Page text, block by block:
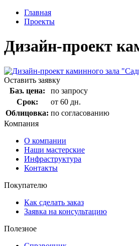
Главная
Проекты
Дизайн-проект
Оставить заявку
Баз. цена:
по запросу
Срок:
от 60 дн.
Облицовка: по согласованию
Компания
О компании
Наши мастерские
Инфраструктура
Контакты
Покупателю
Как сделать заказ
Заявка на консультацию
Полезное